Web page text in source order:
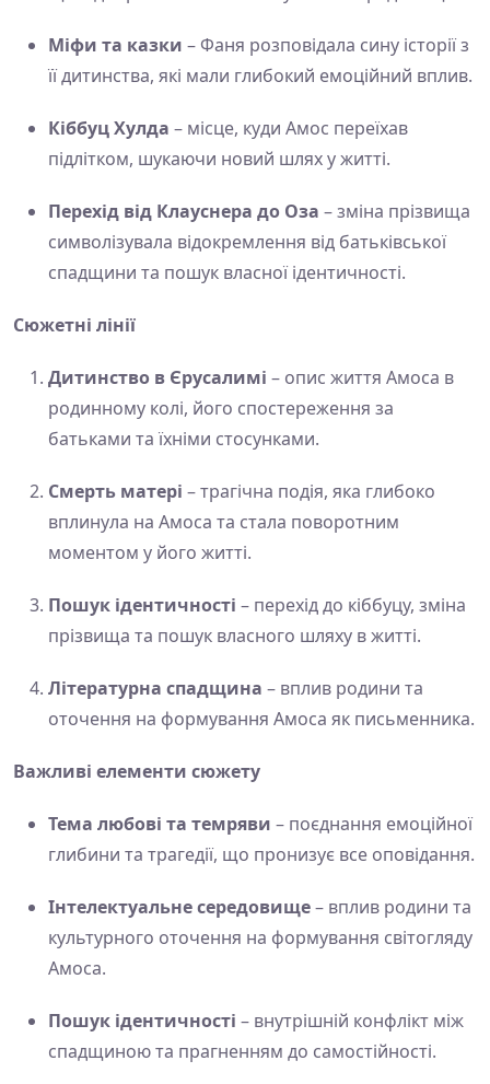
Міфи та казки – Фаня розповідала сину історії з
її дитинства, які мали глибокий емоційний вплив.
Кіббуц Хулда – місце, куди Амос переїхав
підлітком, шукаючи новий шлях у житті.
Перехід від Клауснера до Оза – зміна прізвища
символізувала відокремлення від батьківської
спадщини та пошук власної ідентичності.
Сюжетні лінії
Дитинство в Єрусалимі – опис життя Амоса в
родинному колі, його спостереження за
батьками та їхніми стосунками.
Смерть матері – трагічна подія, яка глибоко
вплинула на Амоса та стала поворотним
моментом у його житті.
Пошук ідентичності – перехід до кіббуцу, зміна
прізвища та пошук власного шляху в житті.
Літературна спадщина – вплив родини та
оточення на формування Амоса як письменника.
Важливі елементи сюжету
Тема любові та темряви – поєднання емоційної
глибини та трагедії, що пронизує все оповідання.
Інтелектуальне середовище– вплив родини та
культурного оточення на формування світогляду
Амоса.
Пошук ідентичності – внутрішній конфлікт між
спадщиною та прагненням до самостійності.